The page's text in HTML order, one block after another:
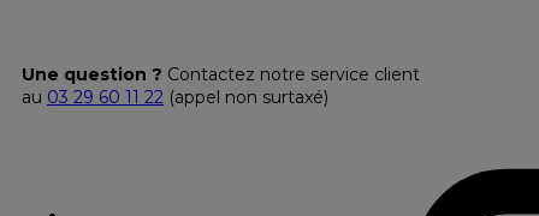
Une question ? Contactez notre service client
au 03 29 60 11 22 (appel non surtaxé)